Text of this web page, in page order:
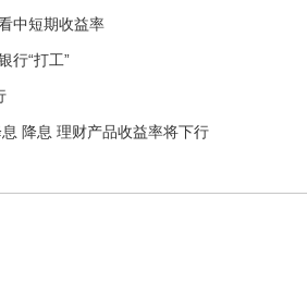
中短期收益率
行“打工”
降息 理财产品收益率将下行